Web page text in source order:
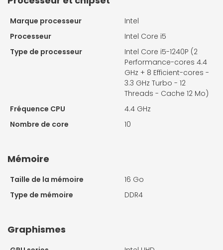
Marque processeur
Intel
Processeur
Intel Core i5
Type de processeur
Intel Core i5-1240P (2
Performance-cores 4.4
GHz + 8 Efficient-cores -
3.3 GHz Turbo - 12
Threads - Cache 12 Mo)
Fréquence CPU
4.4 GHz
Nombre de core
10
Mémoire
Taille de la mémoire
16 Go
Type de mémoire
DDR4
Graphismes